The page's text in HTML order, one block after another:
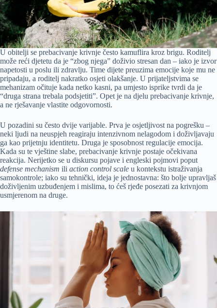
U obitelji se prebacivanje krivnje često kamuflira kroz brigu. Roditelj
može reći djetetu da je “zbog njega” doživio stresan dan – iako je izvor
napetosti u poslu ili zdravlju. Time dijete preuzima emocije koje mu ne
pripadaju, a roditelj nakratko osjeti olakšanje. U prijateljstvima se
mehanizam očituje kada netko kasni, pa umjesto isprike tvrdi da je
“druga strana trebala podsjetiti”. Opet je na djelu prebacivanje krivnje,
a ne rješavanje vlastite odgovornosti.
U pozadini su često dvije varijable. Prva je osjetljivost na pogrešku –
neki ljudi na neuspjeh reagiraju intenzivnom nelagodom i doživljavaju
ga kao prijetnju identitetu. Druga je sposobnost regulacije emocija.
Kada su te vještine slabe, prebacivanje krivnje postaje očekivana
reakcija. Nerijetko se u diskursu pojave i engleski pojmovi poput
defense mechanism ili action control scale u kontekstu istraživanja
samokontrole; iako su tehnički, ideja je jednostavna: što bolje upravljaš
doživljenim uzbuđenjem i mislima, to ćeš rjeđe posezati za krivnjom
usmjerenom na druge.